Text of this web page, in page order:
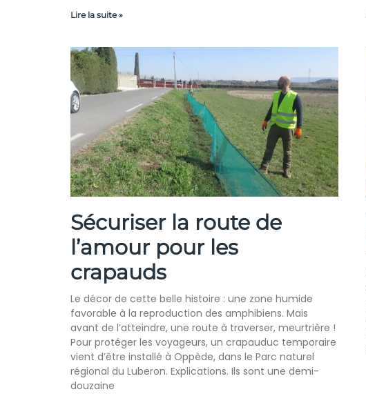
Lire la suite »
Sécuriser la route de
l’amour pour les
crapauds
Le décor de cette belle histoire : une zone humide
favorable à la reproduction des amphibiens. Mais
avant de l’atteindre, une route à traverser, meurtrière !
Pour protéger les voyageurs, un crapauduc temporaire
vient d’être installé à Oppède, dans le Parc naturel
régional du Luberon. Explications. Ils sont une demi-
douzaine